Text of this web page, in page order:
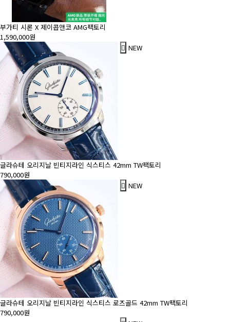
부가티 시론 X 제이콥앤코 AMG팩토리
1,590,000원
NEW
글라슈테 오리지날 빈티지라인 식스티스 42mm TW팩토리
790,000원
NEW
글라슈테 오리지날 빈티지라인 식스티스 로즈골드 42mm TW팩토리
790,000원